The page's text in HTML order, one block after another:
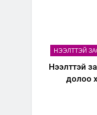
НЭЭЛТТЭЙ
Нээлттэй
долоо